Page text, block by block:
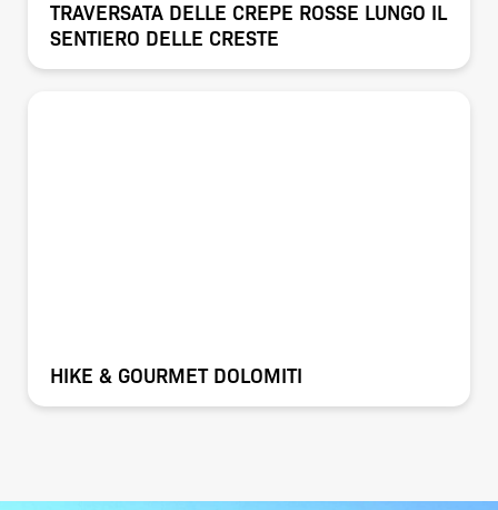
TRAVERSATA DELLE CREPE ROSSE LUNGO IL
SENTIERO DELLE CRESTE
HIKE & GOURMET DOLOMITI